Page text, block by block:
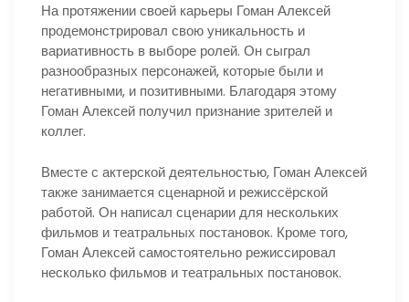
На протяжении своей карьеры Гоман Алексей
продемонстрировал свою уникальность и
вариативность в выборе ролей. Он сыграл
разнообразных персонажей, которые были и
негативными, и позитивными. Благодаря этому
Гоман Алексей получил признание зрителей и
коллег.
Вместе с актерской деятельностью, Гоман Алексей
также занимается сценарной и режиссёрской
работой. Он написал сценарии для нескольких
фильмов и театральных постановок. Кроме того,
Гоман Алексей самостоятельно режиссировал
несколько фильмов и театральных постановок.